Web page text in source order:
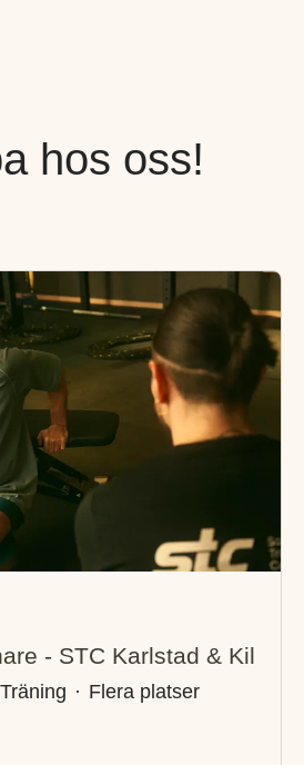
hos oss!
- STC Karlstad & Kil
· Flera platser